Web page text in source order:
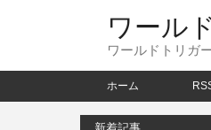
ワール
ワールドトリガ
ホーム